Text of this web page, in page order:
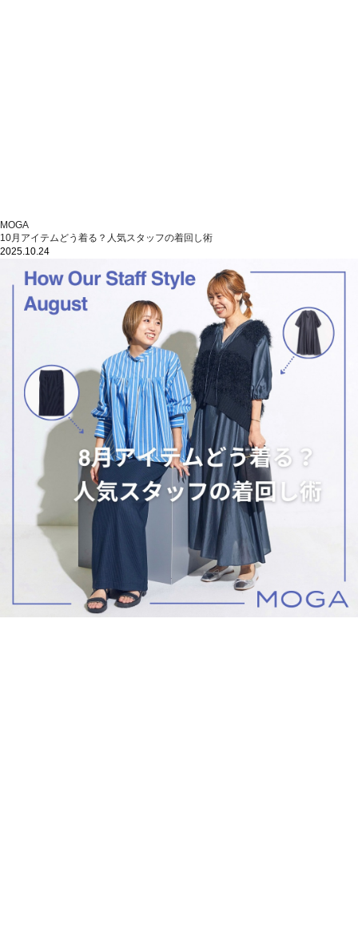
MOGA
10月アイテムどう着る？人気スタッフの着回し術
2025.10.24